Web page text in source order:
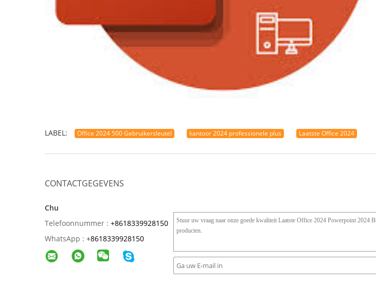
LABEL: Office 2024 500 Gebruikersleutel kantoor 2024 professionele plus Laatste Office 2024
CONTACTGEGEVENS
Chu
Telefoonnummer : +8618339928150
WhatsApp : +8618339928150